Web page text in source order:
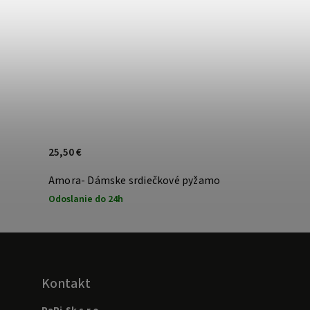
Amora- Dámske srdiečkové pyžamo
Odoslanie do 24h
25,50 €
Kontakt